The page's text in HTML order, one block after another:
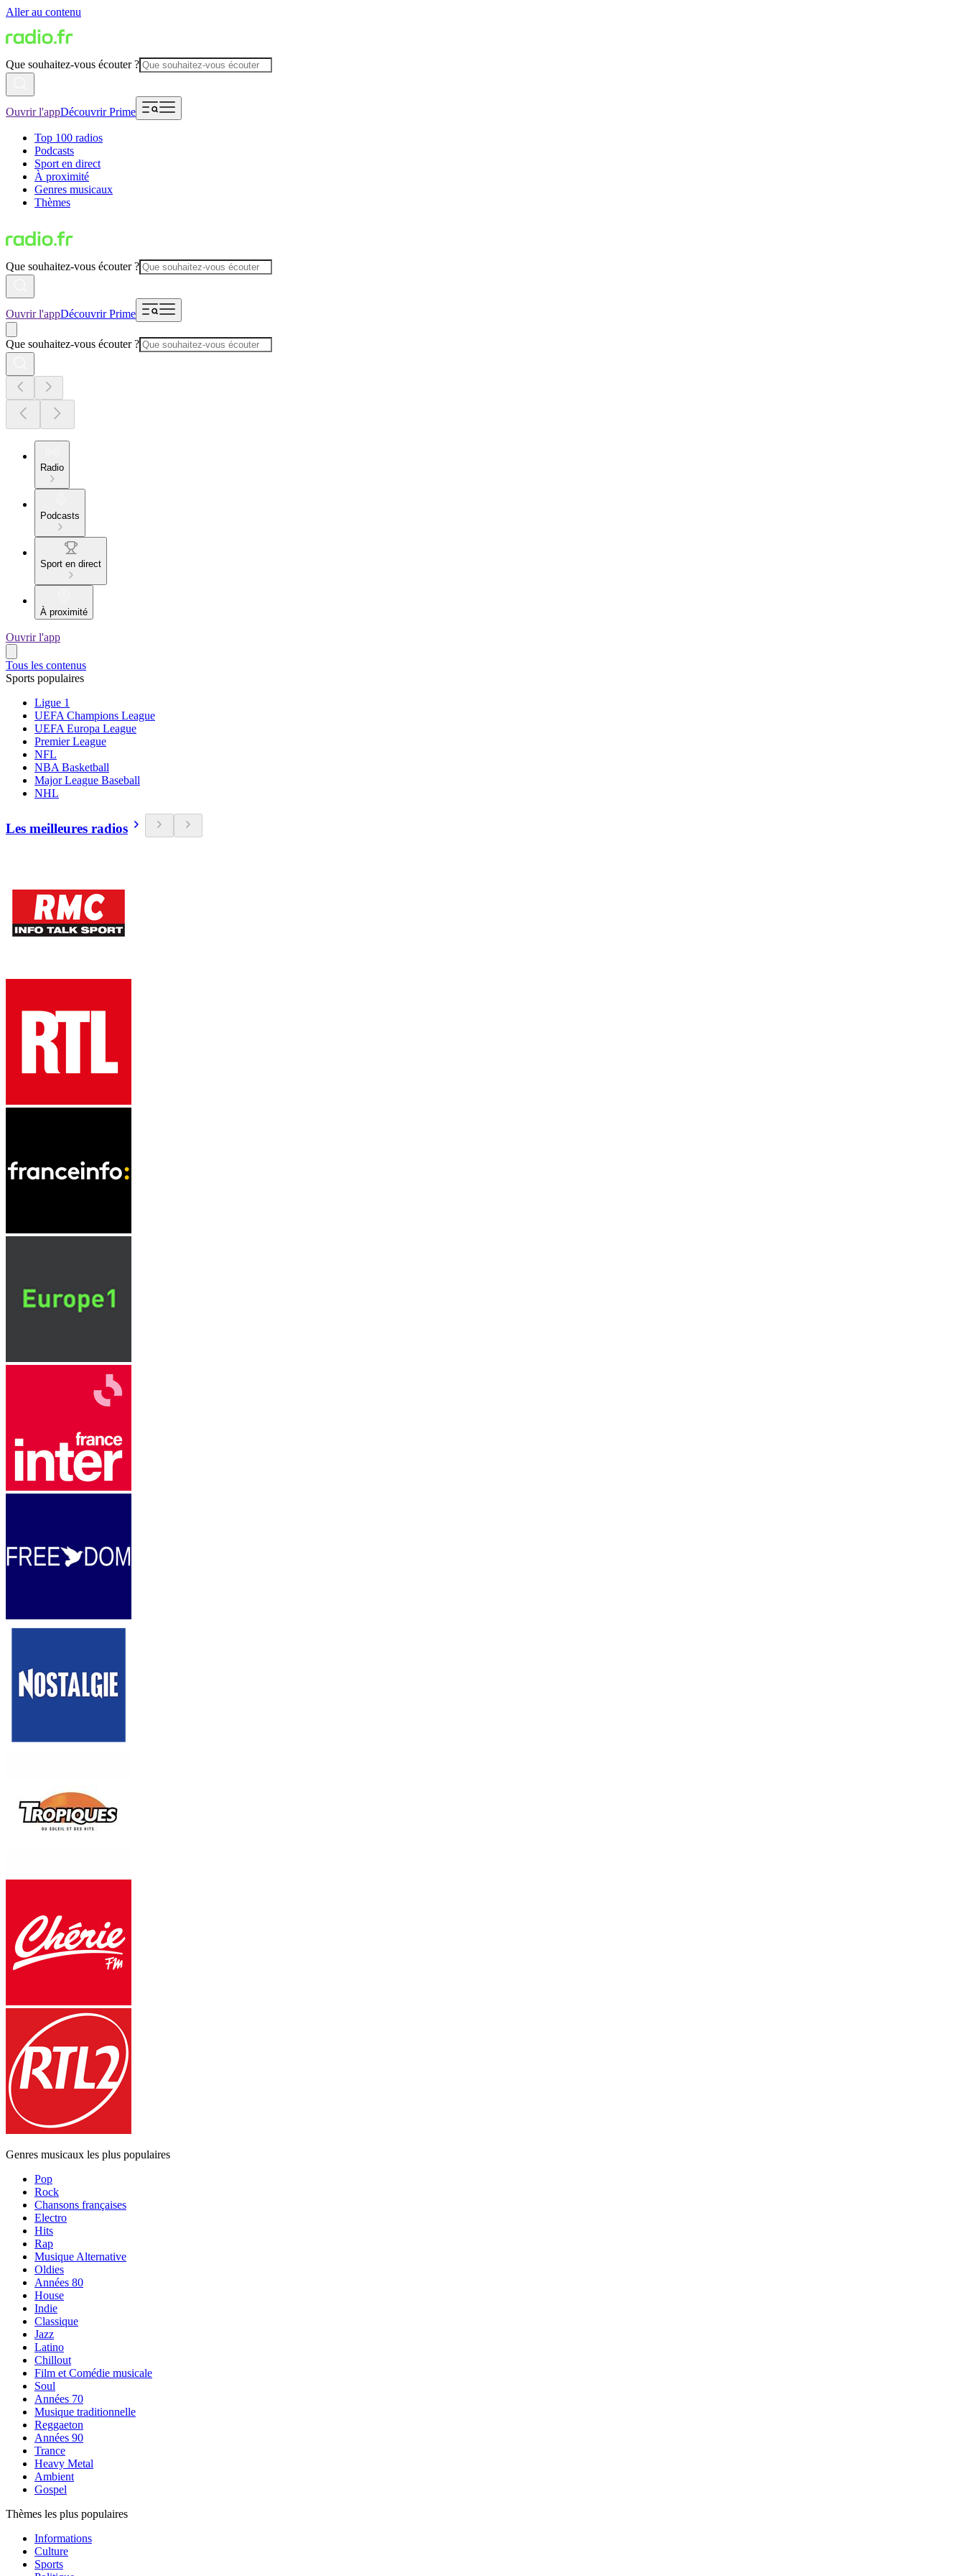
Aller au contenu
Que souhaitez-vous écouter ?
Ouvrir l'appDécouvrir Prime
Top 100 radios
Podcasts
Sport en direct
À proximité
Genres musicaux
Thèmes
Que souhaitez-vous écouter ?
Ouvrir l'appDécouvrir Prime
Que souhaitez-vous écouter ?
Radio
Podcasts
Sport en direct
À proximité
Ouvrir l'app
Tous les contenus
Sports populaires
Ligue 1
UEFA Champions League
UEFA Europa League
Premier League
NFL
NBA Basketball
Major League Baseball
NHL
Les meilleures radios
Genres musicaux les plus populaires
Pop
Rock
Chansons françaises
Electro
Hits
Rap
Musique Alternative
Oldies
Années 80
House
Indie
Classique
Jazz
Latino
Chillout
Film et Comédie musicale
Soul
Années 70
Musique traditionnelle
Reggaeton
Années 90
Trance
Heavy Metal
Ambient
Gospel
Thèmes les plus populaires
Informations
Culture
Sports